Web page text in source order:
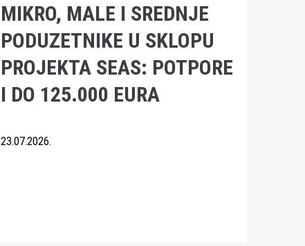
MIKRO, MALE I SREDNJE
PODUZETNIKE U SKLOPU
PROJEKTA SEAS: POTPORE
I DO 125.000 EURA
23.07.2026.